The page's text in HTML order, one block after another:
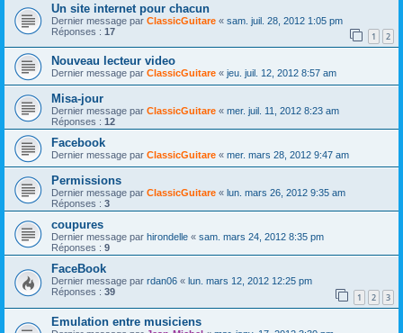
Un site internet pour chacun
Dernier message par ClassicGuitare « sam. juil. 28, 2012 1:05 pm
Réponses : 17 1 2
Nouveau lecteur video
Dernier message par ClassicGuitare « jeu. juil. 12, 2012 8:57 am
Misa-jour
Dernier message par ClassicGuitare « mer. juil. 11, 2012 8:23 am
Réponses : 12
Facebook
Dernier message par ClassicGuitare « mer. mars 28, 2012 9:47 am
Permissions
Dernier message par ClassicGuitare « lun. mars 26, 2012 9:35 am
Réponses : 3
coupures
Dernier message par hirondelle « sam. mars 24, 2012 8:35 pm
Réponses : 9
FaceBook
Dernier message par rdan06 « lun. mars 12, 2012 12:25 pm
Réponses : 39 1 2 3
Emulation entre musiciens